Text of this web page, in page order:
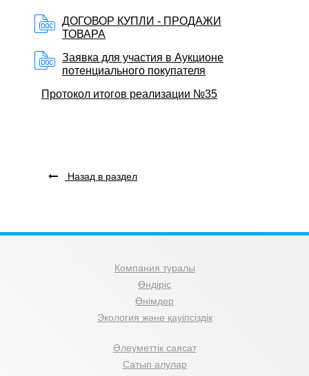
ДОГОВОР КУПЛИ - ПРОДАЖИ
ТОВАРА
Заявка для участия в Аукционе
потенциального покупателя
Протокол итогов реализации №35
Назад в раздел
Компания туралы
Өндіріс
Өнімдер
Экология және қауіпсіздік
Әлеуметтік саясат
Сатып алулар